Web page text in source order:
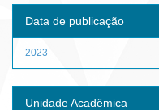
Data de publicação
2023
Unidade Acadêmica